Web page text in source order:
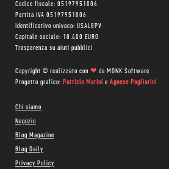
Codice fiscale: 05197951006
Partita IVA 05197951006
Identificativo univoco: USAL8PV
Capitale sociale: 10.400 EURO
Trasparenza su aiuti pubblici
Copyright © realizzato con ❤ da MONK Software
Progetto grafico: Patrizio Marini e Agnese Pagliarini
Chi siamo
Negozio
Blog Magazine
Blog Daily
Privacy Policy